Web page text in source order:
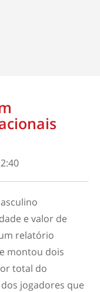
e valor de
relatório
montou dois
total do
jogadores que